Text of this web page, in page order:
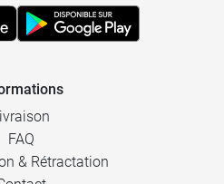
FAQ
& Rétractation